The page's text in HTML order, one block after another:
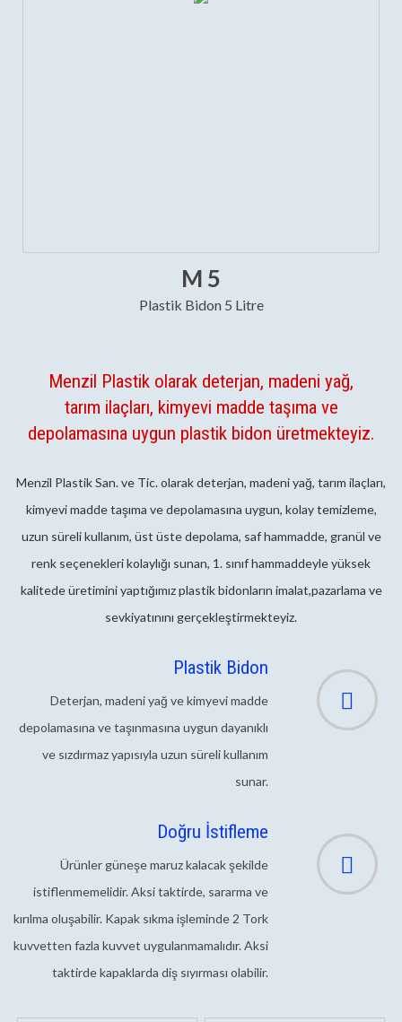
M 5
Plastik Bidon 5 Litre
Menzil Plastik olarak deterjan, madeni yağ,
tarım ilaçları, kimyevi madde taşıma ve
depolamasına uygun plastik bidon üretmekteyiz.
Menzil Plastik San. ve Tic. olarak deterjan, madeni yağ, tarım ilaçları,
kimyevi madde taşıma ve depolamasına uygun, kolay temizleme,
uzun süreli kullanım, üst üste depolama, saf hammadde, granül ve
renk seçenekleri kolaylığı sunan, 1. sınıf hammaddeyle yüksek
kalitede üretimini yaptığımız plastik bidonların imalat,pazarlama ve
sevkiyatınını gerçekleştirmekteyiz.
Plastik Bidon
Deterjan, madeni yağ ve kimyevi madde
depolamasına ve taşınmasına uygun dayanıklı
ve sızdırmaz yapısıyla uzun süreli kullanım
sunar.
Doğru İstifleme
Ürünler güneşe maruz kalacak şekilde
istiflenmemelidir. Aksi taktirde, sararma ve
kırılma oluşabilir. Kapak sıkma işleminde 2 Tork
kuvvetten fazla kuvvet uygulanmamalıdır. Aksi
taktirde kapaklarda diş sıyırması olabilir.